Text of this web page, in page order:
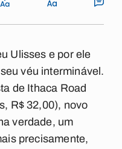
Ulisses e por ele
véu interminável.
de Ithaca Road
R$ 32,00), novo
verdade, um
precisamente,